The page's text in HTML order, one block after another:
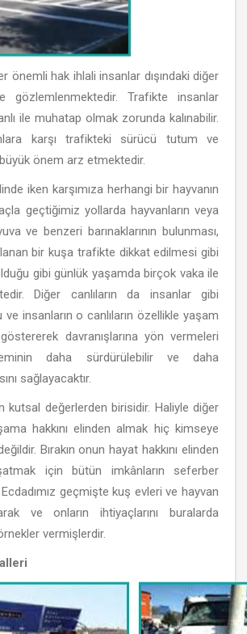
önemli hak ihlali insanlar dışındaki diğer
gözlemlenmektedir. Trafikte insanlar
ile muhatap olmak zorunda kalınabilir.
karşı trafikteki sürücü tutum ve
önem arz etmektedir.
iken karşımıza herhangi bir hayvanın
geçtiğimiz yollarda hayvanların veya
ve benzeri barınaklarının bulunması,
bir kuşa trafikte dikkat edilmesi gibi
gibi günlük yaşamda birçok vaka ile
Diğer canlıların da insanlar gibi
ve insanların o canlıların özellikle yaşam
davranışlarına yön vermeleri
daha sürdürülebilir ve daha
sağlayacaktır.
kutsal değerlerden birisidir. Haliyle diğer
hakkını elinden almak hiç kimseye
Bırakın onun hayat hakkını elinden
için bütün imkânların seferber
geçmişte kuş evleri ve hayvan
ve onların ihtiyaçlarını buralarda
vermişlerdir.